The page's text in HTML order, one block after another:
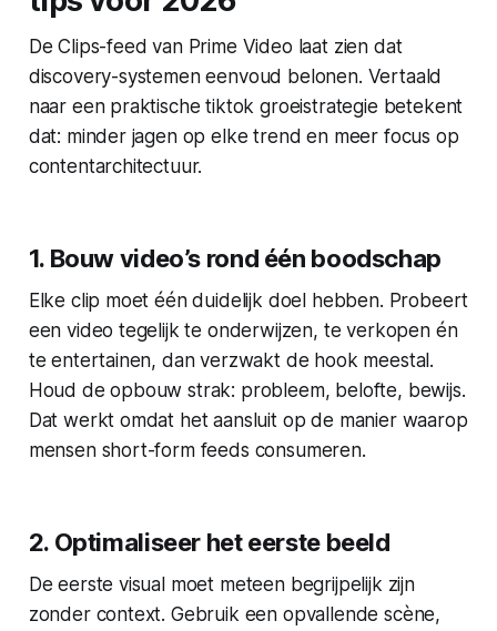
De Clips-feed van Prime Video laat zien dat
discovery-systemen eenvoud belonen. Vertaald
naar een praktische tiktok groeistrategie betekent
dat: minder jagen op elke trend en meer focus op
contentarchitectuur.
1. Bouw video’s rond één boodschap
Elke clip moet één duidelijk doel hebben. Probeert
een video tegelijk te onderwijzen, te verkopen én
te entertainen, dan verzwakt de hook meestal.
Houd de opbouw strak: probleem, belofte, bewijs.
Dat werkt omdat het aansluit op de manier waarop
mensen short-form feeds consumeren.
2. Optimaliseer het eerste beeld
De eerste visual moet meteen begrijpelijk zijn
zonder context. Gebruik een opvallende scène,